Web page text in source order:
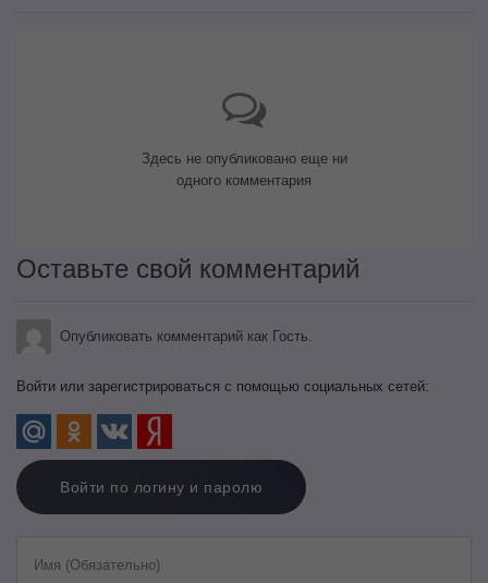
Здесь не опубликовано еще ни
одного комментария
Оставьте свой комментарий
Опубликовать комментарий как Гость.
Войти или зарегистрироваться с помощью социальных сетей:
Войти по логину и паролю
Имя (Обязательно)